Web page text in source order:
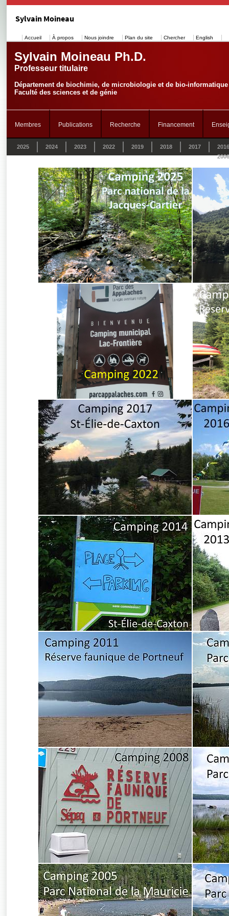
Sylvain Moineau
Accueil À propos Nous joindre Plan du site Chercher English
Sylvain Moineau Ph.D.
Professeur titulaire
Département de biochimie, de microbiologie et de bio-informatique
Faculté des sciences et de génie
Membres Publications Recherche Financement
2025 2024 2023 2022 2019 2018 2017
2016
2006